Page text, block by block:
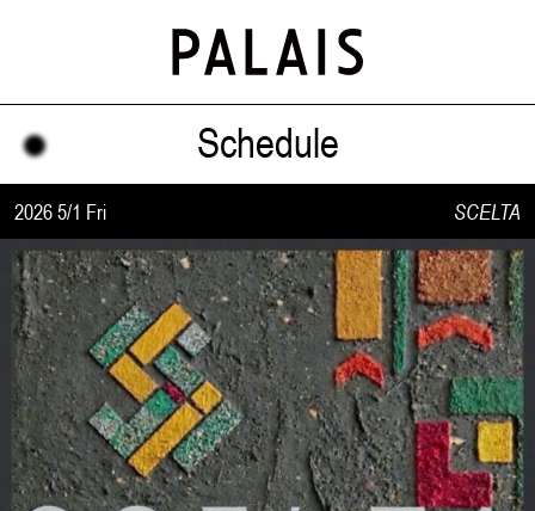
Schedule
2026 5/1 Fri SCELTA